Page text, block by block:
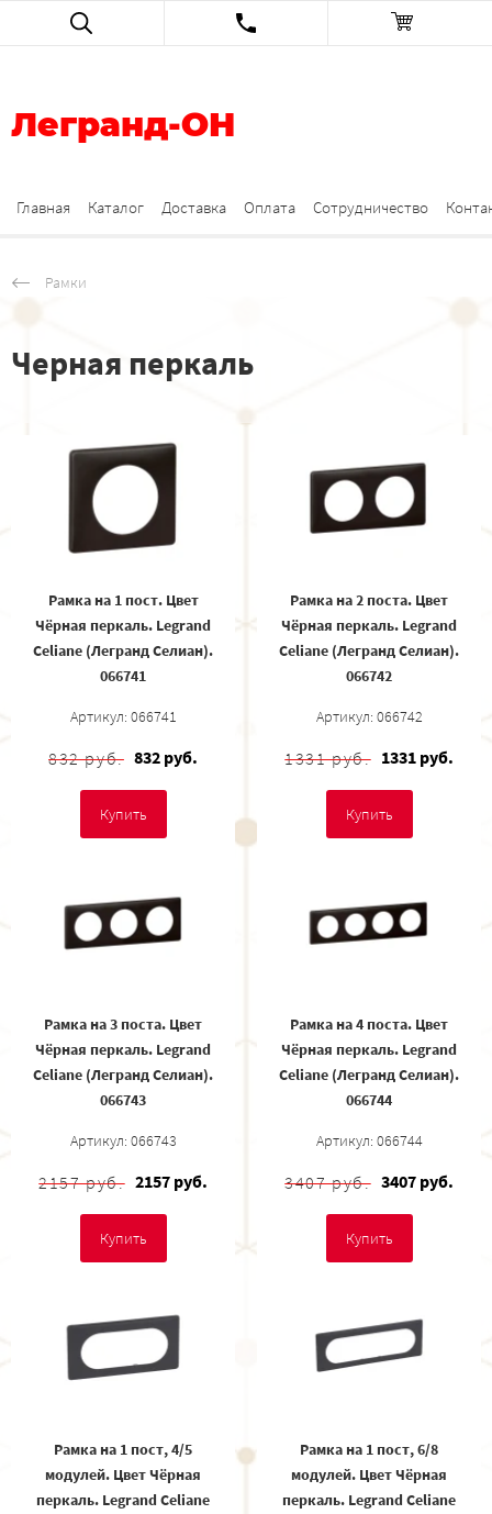
Легранд-ОН
Главная Каталог Доставка Оплата Сотрудничество
Рамки
Черная перкаль
Рамка на 1 пост. Цвет
Чёрная перкаль. Legrand
Celiane (Легранд Селиан).
066741
Артикул: 066741
832 руб. 832 руб.
Купить
Рамка на 2 поста. Цвет
Чёрная перкаль. Legrand
Celiane (Легранд Селиан).
066742
Артикул: 066742
1331 руб. 1331 руб.
Купить
Рамка на 3 поста. Цвет
Чёрная перкаль. Legrand
Celiane (Легранд Селиан).
066743
Артикул: 066743
2157 руб. 2157 руб.
Купить
Рамка на 4 поста. Цвет
Чёрная перкаль. Legrand
Celiane (Легранд Селиан).
066744
Артикул: 066744
3407 руб. 3407 руб.
Купить
Рамка на 1 пост, 4/5
модулей. Цвет Чёрная
перкаль. Legrand Celiane
Рамка на 1 пост, 6/8
модулей. Цвет Чёрная
перкаль. Legrand Celiane